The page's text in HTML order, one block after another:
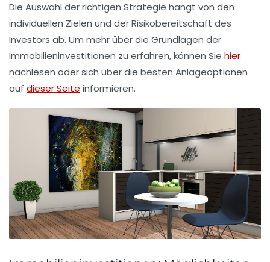
Die Auswahl der richtigen Strategie hängt von den
individuellen Zielen und der Risikobereitschaft des
Investors ab. Um mehr über die Grundlagen der
Immobilieninvestitionen zu erfahren, können Sie hier
nachlesen oder sich über die besten Anlageoptionen
auf dieser Seite informieren.